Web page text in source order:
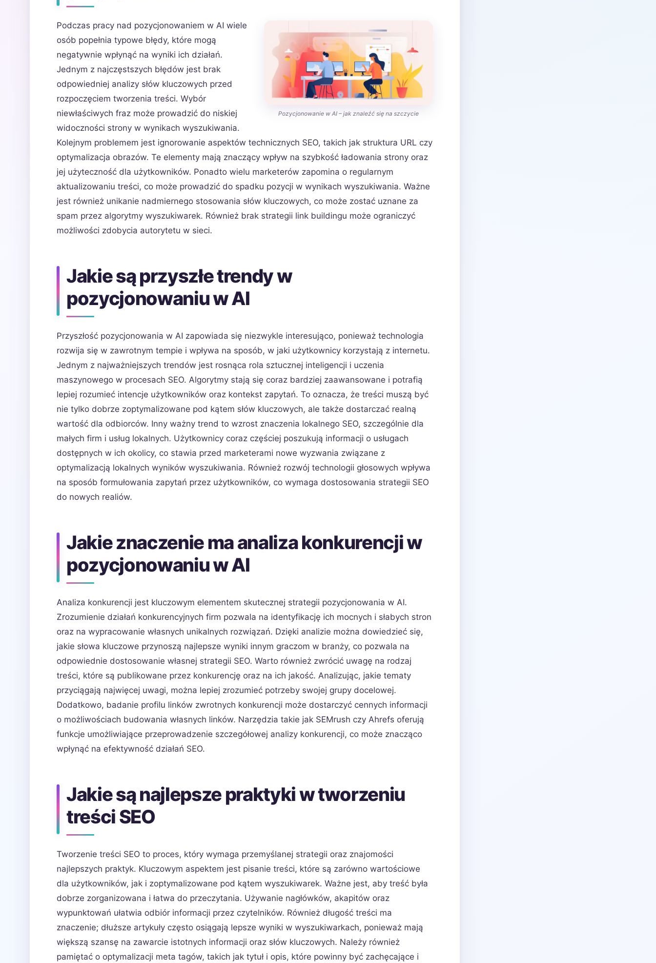
Pozycjonowanie w AI – jak znaleźć się na szczycie
Podczas pracy nad pozycjonowaniem w AI wiele
osób popełnia typowe błędy, które mogą
negatywnie wpłynąć na wyniki ich działań.
Jednym z najczęstszych błędów jest brak
odpowiedniej analizy słów kluczowych przed
rozpoczęciem tworzenia treści. Wybór
niewłaściwych fraz może prowadzić do niskiej
widoczności strony w wynikach wyszukiwania.
Kolejnym problemem jest ignorowanie aspektów technicznych SEO, takich jak struktura URL czy
optymalizacja obrazów. Te elementy mają znaczący wpływ na szybkość ładowania strony oraz
jej użyteczność dla użytkowników. Ponadto wielu marketerów zapomina o regularnym
aktualizowaniu treści, co może prowadzić do spadku pozycji w wynikach wyszukiwania. Ważne
jest również unikanie nadmiernego stosowania słów kluczowych, co może zostać uznane za
spam przez algorytmy wyszukiwarek. Również brak strategii link buildingu może ograniczyć
możliwości zdobycia autorytetu w sieci.
Jakie są przyszłe trendy w
pozycjonowaniu w AI
Przyszłość pozycjonowania w AI zapowiada się niezwykle interesująco, ponieważ technologia
rozwija się w zawrotnym tempie i wpływa na sposób, w jaki użytkownicy korzystają z internetu.
Jednym z najważniejszych trendów jest rosnąca rola sztucznej inteligencji i uczenia
maszynowego w procesach SEO. Algorytmy stają się coraz bardziej zaawansowane i potrafią
lepiej rozumieć intencje użytkowników oraz kontekst zapytań. To oznacza, że treści muszą być
nie tylko dobrze zoptymalizowane pod kątem słów kluczowych, ale także dostarczać realną
wartość dla odbiorców. Inny ważny trend to wzrost znaczenia lokalnego SEO, szczególnie dla
małych firm i usług lokalnych. Użytkownicy coraz częściej poszukują informacji o usługach
dostępnych w ich okolicy, co stawia przed marketerami nowe wyzwania związane z
optymalizacją lokalnych wyników wyszukiwania. Również rozwój technologii głosowych wpływa
na sposób formułowania zapytań przez użytkowników, co wymaga dostosowania strategii SEO
do nowych realiów.
Jakie znaczenie ma analiza konkurencji w
pozycjonowaniu w AI
Analiza konkurencji jest kluczowym elementem skutecznej strategii pozycjonowania w AI.
Zrozumienie działań konkurencyjnych firm pozwala na identyfikację ich mocnych i słabych stron
oraz na wypracowanie własnych unikalnych rozwiązań. Dzięki analizie można dowiedzieć się,
jakie słowa kluczowe przynoszą najlepsze wyniki innym graczom w branży, co pozwala na
odpowiednie dostosowanie własnej strategii SEO. Warto również zwrócić uwagę na rodzaj
treści, które są publikowane przez konkurencję oraz na ich jakość. Analizując, jakie tematy
przyciągają najwięcej uwagi, można lepiej zrozumieć potrzeby swojej grupy docelowej.
Dodatkowo, badanie profilu linków zwrotnych konkurencji może dostarczyć cennych informacji
o możliwościach budowania własnych linków. Narzędzia takie jak SEMrush czy Ahrefs oferują
funkcje umożliwiające przeprowadzenie szczegółowej analizy konkurencji, co może znacząco
wpłynąć na efektywność działań SEO.
Jakie są najlepsze praktyki w tworzeniu
treści SEO
Tworzenie treści SEO to proces, który wymaga przemyślanej strategii oraz znajomości
najlepszych praktyk. Kluczowym aspektem jest pisanie treści, które są zarówno wartościowe
dla użytkowników, jak i zoptymalizowane pod kątem wyszukiwarek. Ważne jest, aby treść była
dobrze zorganizowana i łatwa do przeczytania. Używanie nagłówków, akapitów oraz
wypunktowań ułatwia odbiór informacji przez czytelników. Również długość treści ma
znaczenie; dłuższe artykuły często osiągają lepsze wyniki w wyszukiwarkach, ponieważ mają
większą szansę na zawarcie istotnych informacji oraz słów kluczowych. Należy również
pamiętać o optymalizacji meta tagów, takich jak tytuł i opis, które powinny być zachęcające i